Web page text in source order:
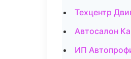
Техцентр
Автосалон
ИП